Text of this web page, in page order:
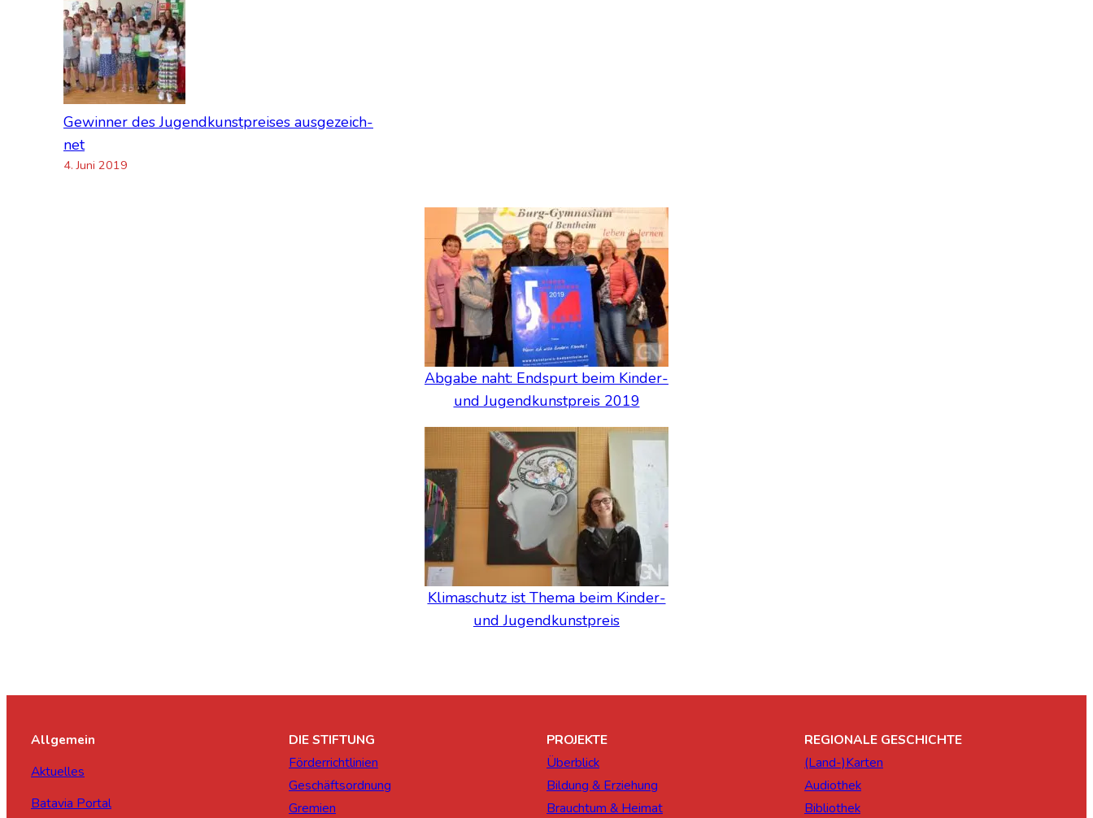
Gewin­ner des Jugend­kunst­prei­ses aus­ge­zeich­
net
4. Juni 2019
Abga­be naht: End­spurt beim Kin­der-
und Jugend­kunst­preis 2019
Kli­ma­schutz ist The­ma beim Kin­der-
und Jugend­kunst­preis
Allgemein
Aktuelles
Batavia Portal
DIE STIFTUNG
Förderrichtlinien
Geschäftsordnung
Gremien
PROJEKTE
Überblick
Bildung & Erziehung
Brauchtum & Heimat
REGIONALE GESCHICHTE
(Land-)Karten
Audiothek
Bibliothek